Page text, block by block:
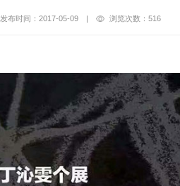
发布时间：2017-05-09 | 浏览次数：516